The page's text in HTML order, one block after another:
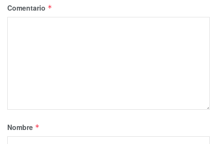
Comentario *
Nombre *